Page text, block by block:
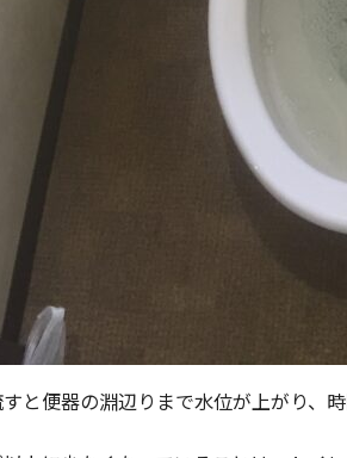
と便器の淵辺りまで水位が上がり、